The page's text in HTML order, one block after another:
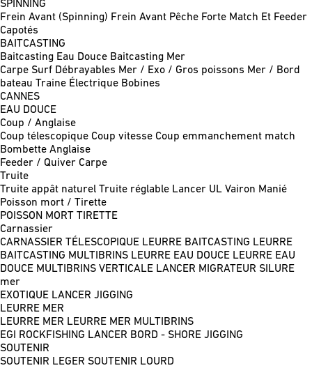
SPINNING
Frein Avant (Spinning) Frein Avant Pêche Forte Match Et Feeder
Capotés
BAITCASTING
Baitcasting Eau Douce Baitcasting Mer
Carpe Surf Débrayables Mer / Exo / Gros poissons Mer / Bord
bateau Traine Électrique Bobines
CANNES
EAU DOUCE
Coup / Anglaise
Coup télescopique Coup vitesse Coup emmanchement match
Bombette Anglaise
Feeder / Quiver Carpe
Truite
Truite appât naturel Truite réglable Lancer UL Vairon Manié
Poisson mort / Tirette
POISSON MORT TIRETTE
Carnassier
CARNASSIER TÉLESCOPIQUE LEURRE BAITCASTING LEURRE
BAITCASTING MULTIBRINS LEURRE EAU DOUCE LEURRE EAU
DOUCE MULTIBRINS VERTICALE LANCER MIGRATEUR SILURE
mer
EXOTIQUE LANCER JIGGING
LEURRE MER
LEURRE MER LEURRE MER MULTIBRINS
EGI
ROCKFISHING LANCER BORD - SHORE JIGGING
SOUTENIR
SOUTENIR LEGER SOUTENIR LOURD